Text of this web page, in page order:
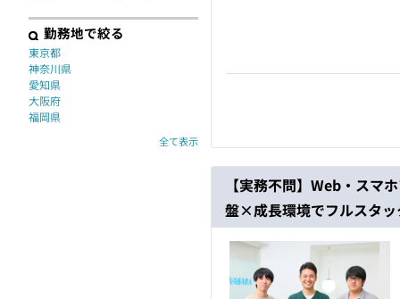
【実務不問】Web・スマ
盤×成長環境でフルスタッ
勤務地で絞る
東京都
神奈川県
愛知県
大阪府
福岡県
全て表示